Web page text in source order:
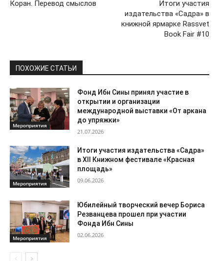
Коран. Перевод смыслов
Итоги участия
издательства «Садра» в
книжной ярмарке Rassvet
Book Fair #10
ПОХОЖИЕ СТАТЬИ
Мероприятия
Фонд Ибн Сины принял участие в
открытии и организации
международной выставки «От аркана
до упряжки»
21.07.2026
Мероприятия
Итоги участия издательства «Садра»
в XII Книжном фестивале «Красная
площадь»
09.06.2026
Мероприятия
Юбилейный творческий вечер Бориса
Резванцева прошел при участии
Фонда Ибн Сины
02.06.2026